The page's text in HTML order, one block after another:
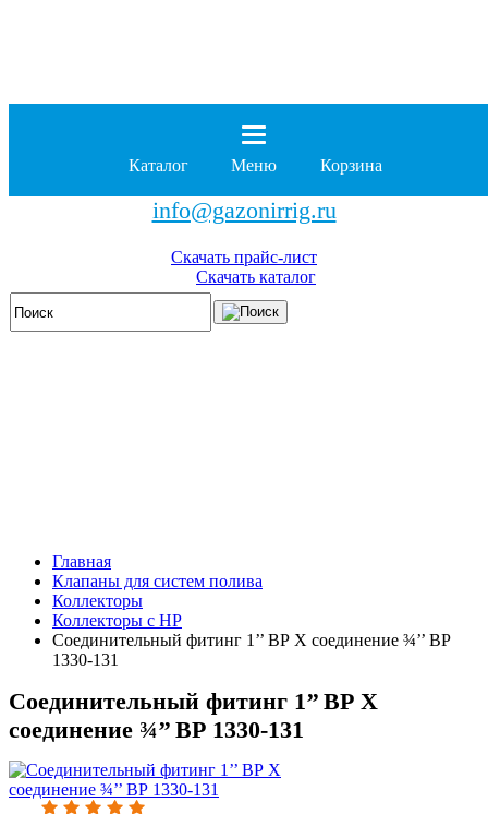
962-00-63
8 (929)
962-01-18
info@gazonirrig.ru
Скачать прайс-лист
Скачать каталог
Главная
Клапаны для систем полива
Коллекторы
Коллекторы с НР
Соединительный фитинг 1’’ ВР X соединение ¾’’ ВР
1330-131
Соединительный фитинг 1’’ ВР X
соединение ¾’’ ВР 1330-131
Каталог Меню Корзина